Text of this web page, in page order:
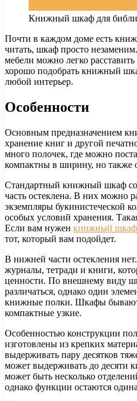
Книжный шкаф для
Почти в каждом доме есть
читать, шкаф просто
мебели можно легко
хорошо подобрать книжный
любой интерьер.
Особенности
Основным предназначением
хранение книг и другой
много полочек, где можно
компактны в ширину, но также
Стандартный книжный шкаф
часть остеклена. В них можно
экземпляры букинистеческой
особых условий хранения.
Если вам нужен книжный шкаф
тот, который вам подойдет.
В нижней части остекления
журналы, тетради и книги,
ценности. По внешнему виду
различаться, однако один
книжные полки. Шкафы
компактные узкие.
Особенностью конструкции
изготовлены из крепких
выдерживать пару десятков
может выдерживать до
может быть несколько
однако функции остаются